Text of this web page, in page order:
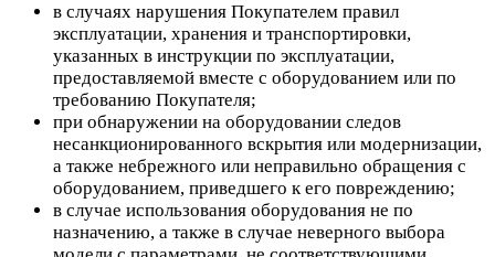
в случаях нарушения Покупателем правил
эксплуатации, хранения и транспортировки,
указанных в инструкции по эксплуатации,
предоставляемой вместе с оборудованием или по
требованию Покупателя;
при обнаружении на оборудовании следов
несанкционированного вскрытия или модернизации,
а также небрежного или неправильно обращения с
оборудованием, приведшего к его повреждению;
в случае использования оборудования не по
назначению, а также в случае неверного выбора